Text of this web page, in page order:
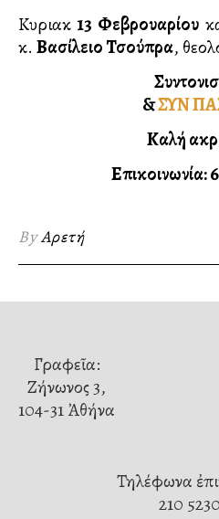
Κυριακὴ 13 Φεβρουαρίου
κ. Βασίλειο Τσούπρα,
&ΣΥΝ
Καλή
Επικοινωνία:
ByΑρετή
Γραφεῖα:
Ζήνωνος 3,
104-31 Ἀθήνα
Τηλέφωνα
210